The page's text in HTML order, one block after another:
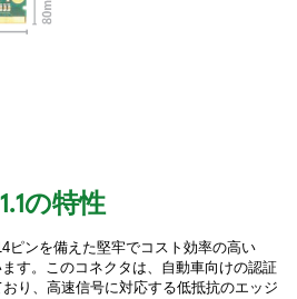
の特性
ピンを備えた堅牢でコスト効率の高い
す。このコネクタは、自動車向けの認証
り、高速信号に対応する低抵抗のエッジ